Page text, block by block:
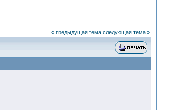
« предыдущая тема следующая тема »